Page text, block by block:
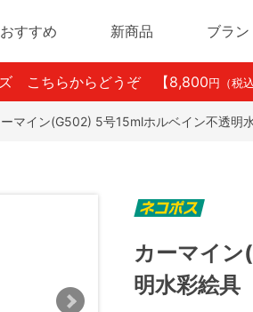
すすめ 新商品 ブラン
ズ こちらからどうぞ 【8,800 円（税
マイン(G502) 5号15mlホルベイン不透明
カーマイ
明水彩絵具